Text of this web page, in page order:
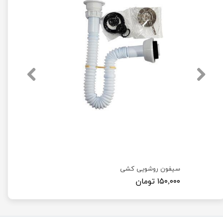
سیفون روشویی کشی
۱۵۰,۰۰۰ تومان